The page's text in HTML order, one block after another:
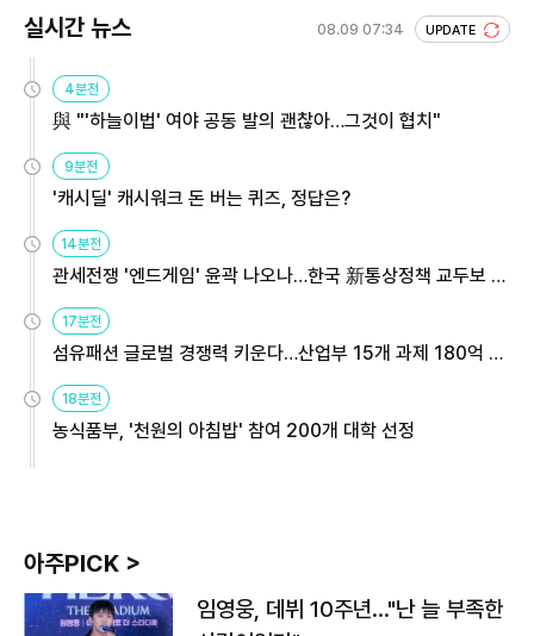
실시간 뉴스 08.09 07:34 UPDATE
4분전
與 "'하늘이법' 여야 공동 발의 괜찮아…그것이 협치"
9분전
'캐시딜' 캐시워크 돈 버는 퀴즈, 정답은?
14분전
관세전쟁 '엔드게임' 윤곽 나오나…한국 新통상정책 교두보 활
17분전
섬유패션 글로벌 경쟁력 키운다…산업부 15개 과제 180억 지
18분전
농식품부, '천원의 아침밥' 참여 200개 대학 선정
아주PICK >
임영웅, 데뷔 10주년…"난 늘 부족한